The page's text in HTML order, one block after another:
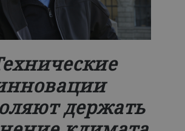
держать